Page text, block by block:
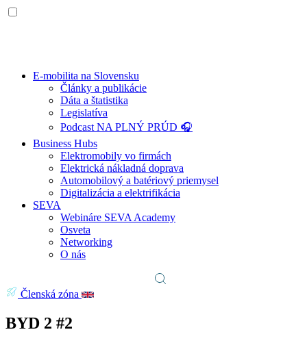
E-mobilita na Slovensku
Články a publikácie
Dáta a štatistika
Legislatíva
Podcast NA PLNÝ PRÚD 🎧
Business Hubs
Elektromobily vo firmách
Elektrická nákladná doprava
Automobilový a batériový priemysel
Digitalizácia a elektrifikácia
SEVA
Webináre SEVA Academy
Osveta
Networking
O nás
Členská zóna
BYD 2 #2